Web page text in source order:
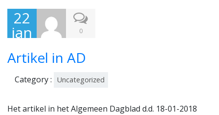
22
jan
201
8
0
Artikel in AD
Category : Uncategorized
Het artikel in het Algemeen Dagblad d.d. 18-01-2018